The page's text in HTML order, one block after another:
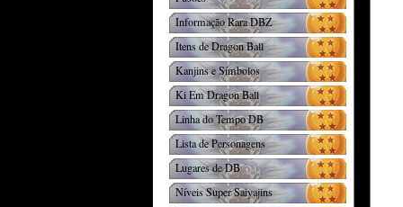
Informação Rara DBZ
Itens de Dragon Ball
Kanjins e Símbolos
Ki Em Dragon Ball
Linha do Tempo DB
Lista de Personagens
Lugares de DB
Níveis Super Saiyajins